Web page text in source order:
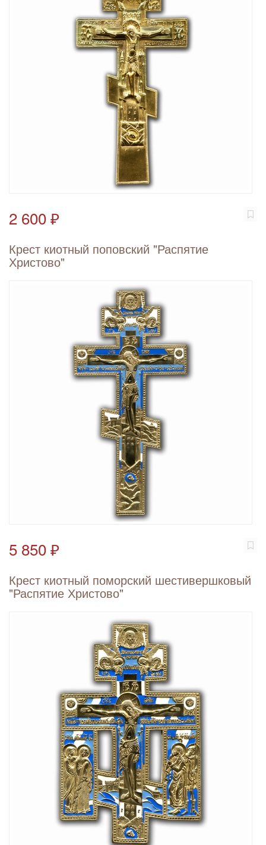
2 600 ₽
Крест киотный поповский "Распятие
Христово"
5 850 ₽
Крест киотный поморский шестивершковый
"Распятие Христово"